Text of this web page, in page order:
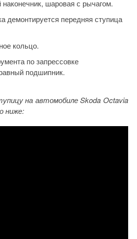
шаровая с рычагом.
демонтируется передняя ступица
кольцо.
по запрессовке
подшипник.
на автомобиле Skoda Octavia
ниже: